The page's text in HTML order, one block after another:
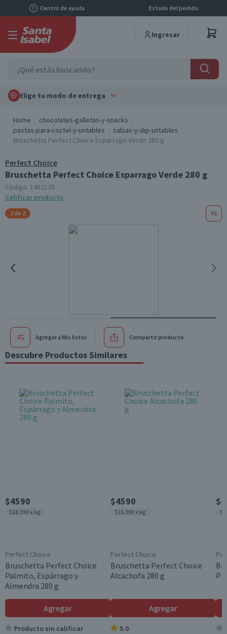
Centro de ayuda Estado del pedido
Ingresar
Elige tu modo de entrega
Home
chocolates-galletas-y-snacks
pastas-para-coctel-y-untables
salsas-y-dip-untables
Bruschetta Perfect Choice Esparrago Verde 280 g
Perfect Choice
Bruschetta Perfect Choice Esparrago Verde 280 g
Código: 1482135
Calificar producto
2 de 2
Agregar a Mis listas Compartir producto
Descubre Productos Similares
$4590
$16.393 x kg
Perfect Choice
Bruschetta Perfect Choice
Palmito, Espárrago y
Almendra 280 g
Agregar
Producto sin calificar
$4590
$16.393 x kg
Perfect Choice
Bruschetta Perfect Choice
Alcachofa 280 g
Agregar
5.0